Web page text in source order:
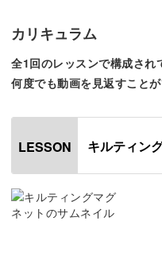
ル。
細かい粒子がうるツヤ感
磁石をあてることでこの
光沢が出せるように。
カリキュラム
全1回のレッスンで構成され
何度でも動画を見返すことが
LESSON キルティン